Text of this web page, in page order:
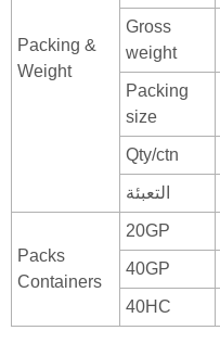
Packing &
Weight
Gross
weight
Packing
size
Qty/ctn
التعبئة
Packs
Containers
20GP
40GP
40HC